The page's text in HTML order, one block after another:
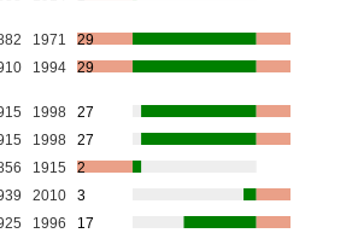
1971
29
1994 29
1998
27
1998
27
1915
2
2010
3
1996 17